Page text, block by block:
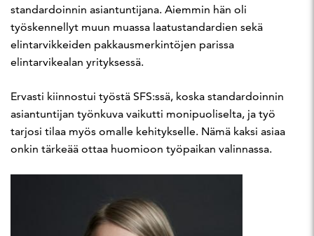
standardoinnin asiantuntijana. Aiemmin hän oli
työskennellyt muun muassa laatustandardien sekä
elintarvikkeiden pakkausmerkintöjen parissa
elintarvikealan yrityksessä.
Ervasti kiinnostui työstä SFS:ssä, koska standardoinnin
asiantuntijan työnkuva vaikutti monipuoliselta, ja työ
tarjosi tilaa myös omalle kehitykselle. Nämä kaksi asiaa
onkin tärkeää ottaa huomioon työpaikan valinnassa.